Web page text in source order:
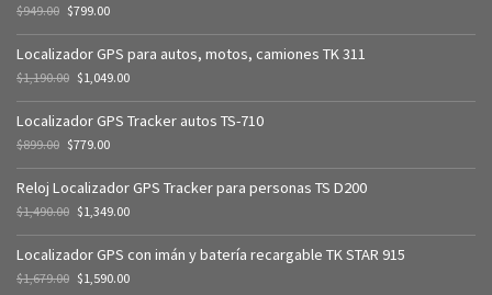
$949.00 $799.00
Localizador GPS para autos, motos, camiones TK 311
$1,190.00 $1,049.00
Localizador GPS Tracker autos TS-710
$899.00 $779.00
Reloj Localizador GPS Tracker para personas TS D200
$1,490.00 $1,349.00
Localizador GPS con imán y batería recargable TK STAR 915
$1,679.00 $1,590.00